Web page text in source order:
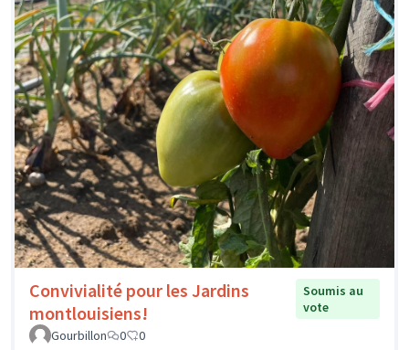
Convivialité pour les Jardins
montlouisiens!
Soumis au
vote
Gourbillon
0 0